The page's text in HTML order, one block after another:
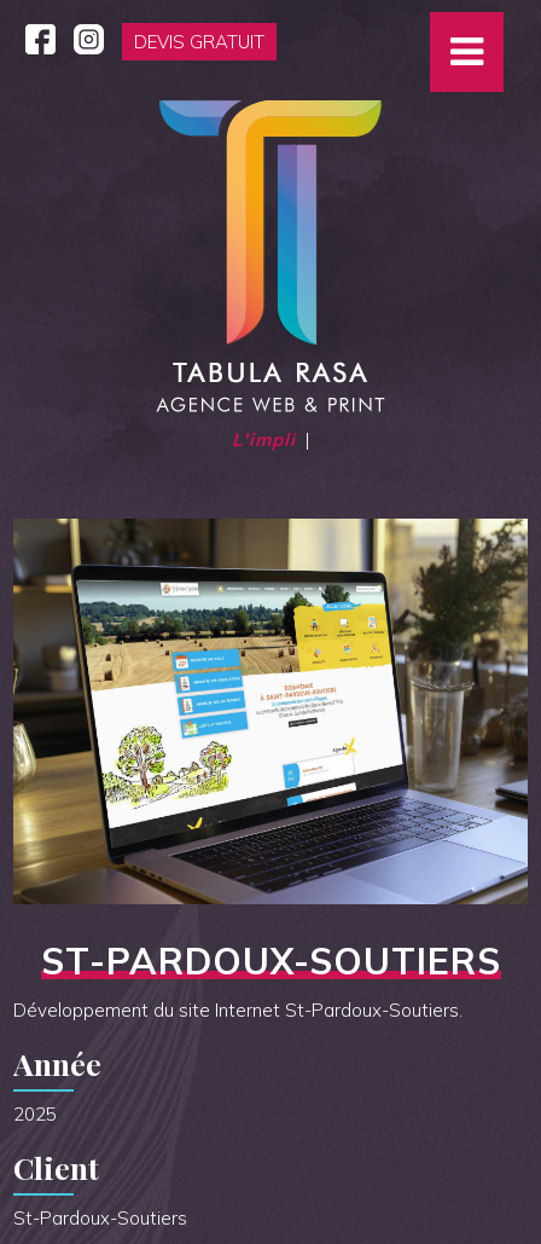
DEVIS GRATUIT
L'impliquée
ST-PARDOUX-SOUTIERS
Développement du site Internet St-Pardoux-Soutiers.
Année
2025
Client
St-Pardoux-Soutiers